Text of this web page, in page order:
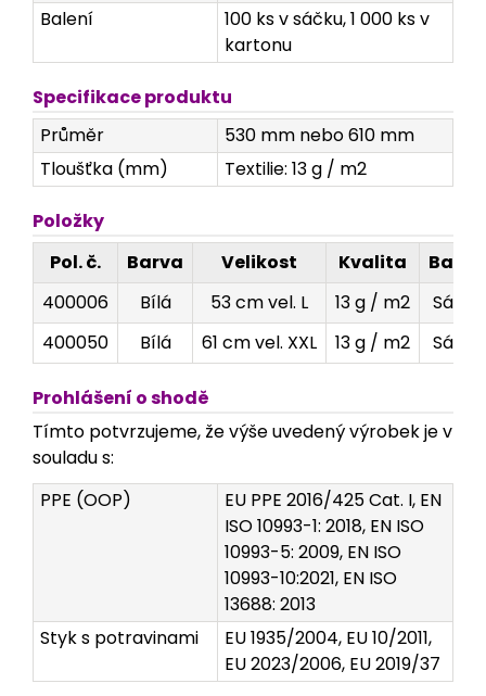
Balení
100 ks v sáčku, 1 000 ks v
kartonu
Specifikace produktu
Průměr
530 mm nebo 610 mm
Tloušťka (mm)
Textilie: 13 g / m2
Položky
Pol. č.
Barva Velikost Kvalita
400006
Bílá 53 cm vel. L 13 g / m2
Sáček
400050
Bílá 61 cm vel. XXL 13 g / m2 Sáček
Prohlášení o shodě
Tímto potvrzujeme, že výše uvedený výrobek je v
souladu s:
PPE (OOP)
EU PPE 2016/425 Cat. I, EN
ISO 10993-1: 2018, EN ISO
10993-5: 2009, EN ISO
10993-10:2021, EN ISO
13688: 2013
Styk s potravinami
EU 1935/2004, EU 10/2011,
EU 2023/2006, EU 2019/37